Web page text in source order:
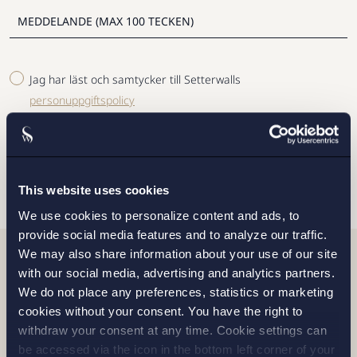
This website uses cookies
We use cookies to personalize content and ads, to
provide social media features and to analyze our traffic.
We may also share information about your use of our site
with our social media, advertising and analytics partners.
We do not place any preferences, statistics or marketing
cookies without your consent. You have the right to
withdraw your consent at any time. Cookie settings can
be accessed via the icon in the bottom left corner of your
Jag har läst och samtycker till Setterwalls
personuppgiftspolicy
SKICKA
Relaterade nyheter